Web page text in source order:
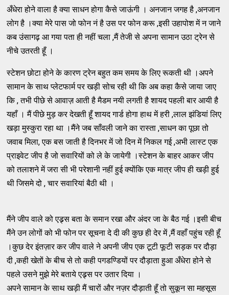
अँधेरा होने वाला है क्या साधन होगा कैसे जाऊंगी । अनजान जगह है ,अनजान
लोग है ।क्या मेरे पास जो फोन नं है उस पर फोन करू ,इसी उहापोश में न जाने
कब उंसागढ़ आ गया पता ही नहीं चला ,मैं तेजी से अपना सामान उठा ट्रेन से
नीचे उतरती हूँ ।
स्टेशन छोटा होने के कारण ट्रेन बहुत कम समय के लिए रूकती थी ।अपने
सामान के साथ प्लेटफार्म पर खड़ी सोच रही थी कि अब कहा कैसे जाया जाए
कि , तभी पीछे से आवाज़ आती है मैडम नयी लगती है शायद पहली बार आयी है
यहाँ । मैं पीछे मुड़ कर देखती हूँ शायद गार्ड होगा हाथ में हरी ,लाल झंडियां लिए
खड़ा मुस्कुरा रहा था ।मैंने जब साँवली जाने का रास्ता ,साधन का पूछा तो
जवाब मिला, एक बस जाती है दिनभर में जो दिन में निकल गई ,अभी लास्ट एक
प्राइवेट जीप है जो सवारियों को ले के जायेगी ।स्टेशन के बाहर आकर जीप
को तलाशने में जरा सी भी परेशानी नहीं हुई क्योंकि एक मात्र जीप ही खड़ी हुई
थी जिसमे दो , चार सवारियां बैठी थी ।
मैंने जीप वाले को एड्र्स बता के समान रखा और अंदर जा के बैठ गई ।इसी बीच
मैंने उन लोगों को भी फोन पर सूचना दे दी की कुछ ही देर में ,मैं वहाँ पहुंच रही हूँ
।कुछ देर इंतज़ार कर जीप वाले ने अपनी जीप एक टूटी फूटी सड़क पर दौड़ा
दी ,कही खेतों के बीच से तो कही पगडण्डियों पर दौड़ाता हुआ अँधेरा होने से
पहले उसने मुझे मेरे बताये एड्र्स पर उतार दिया ।
अपने सामान के साथ खड़ी मैं चारों और नज़र दौड़ाती हूँ तो सुकून सा महसूस